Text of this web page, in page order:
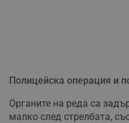
Полицейска операция и
Органите на реда са
малко след стрелбата,